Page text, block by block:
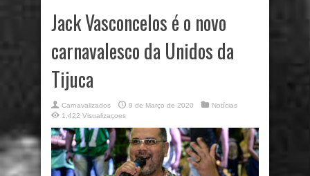
Jack Vasconcelos é o novo
carnavalesco da Unidos da
Tijuca
Carnavalizados 9 de Março de 2020
Notícias
1,422 Visualizaçoes